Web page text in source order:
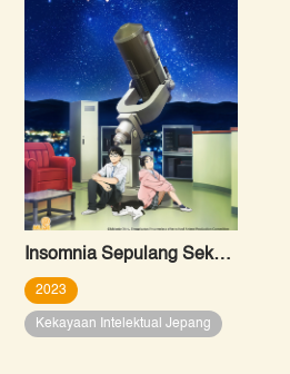
Insomnia Sepulang Sekolah
2023
Kekayaan Intelektual Jepang